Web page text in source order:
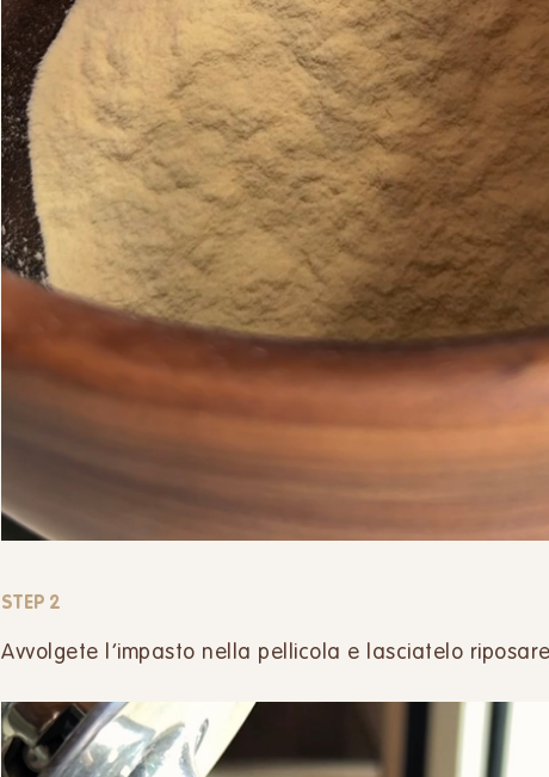
STEP 2
Avvolgete l’impasto nella pellicola e lasciatelo